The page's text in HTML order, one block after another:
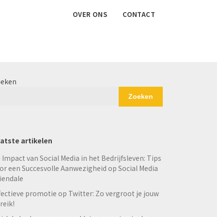
OVER ONS CONTACT
Zoeken
artikelen
Impact van Social Media in het Bedrijfsleven: Tips
een Succesvolle Aanwezigheid op Social Media
promotie op Twitter: Zo vergroot je jouw